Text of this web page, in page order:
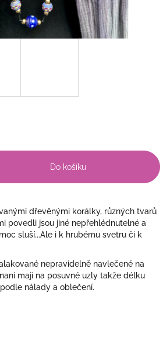
Do košíku
dřevěnými korálky, různých tvarů
povedli jsou jiné nepřehlédnutelné a
sluší...Ale i k hrubému svetru či k
nepravidelně navlečené na
mají na posuvné uzly takže délku
nálady a oblečení.